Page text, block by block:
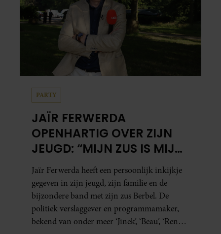
PARTY
JAÏR FERWERDA
OPENHARTIG OVER ZIJN
JEUGD: “MIJN ZUS IS MIJN
MORELE KOMPAS”
Jaïr Ferwerda heeft een persoonlijk inkijkje
gegeven in zijn jeugd, zijn familie en de
bijzondere band met zijn zus Berbel. De
politiek verslaggever en programmamaker,
bekend van onder meer ‘Jinek’, ‘Beau’, ‘Renze’,